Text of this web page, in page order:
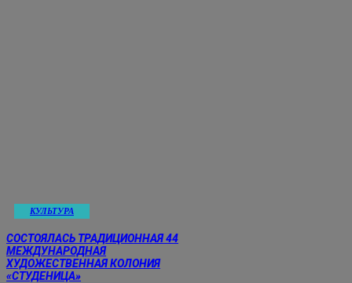
КУЛЬТУРА
СОСТОЯЛАСЬ ТРАДИЦИОННАЯ 44
МЕЖДУНАРОДНАЯ
ХУДОЖЕСТВЕННАЯ КОЛОНИЯ
«СТУДЕНИЦА»